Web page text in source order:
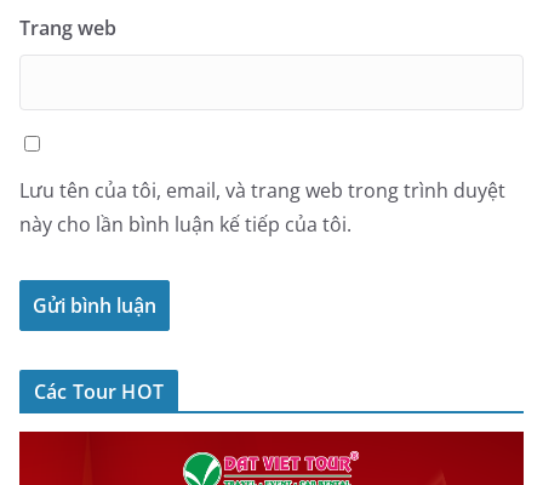
Trang web
Lưu tên của tôi, email, và trang web trong trình duyệt
này cho lần bình luận kế tiếp của tôi.
Các Tour HOT